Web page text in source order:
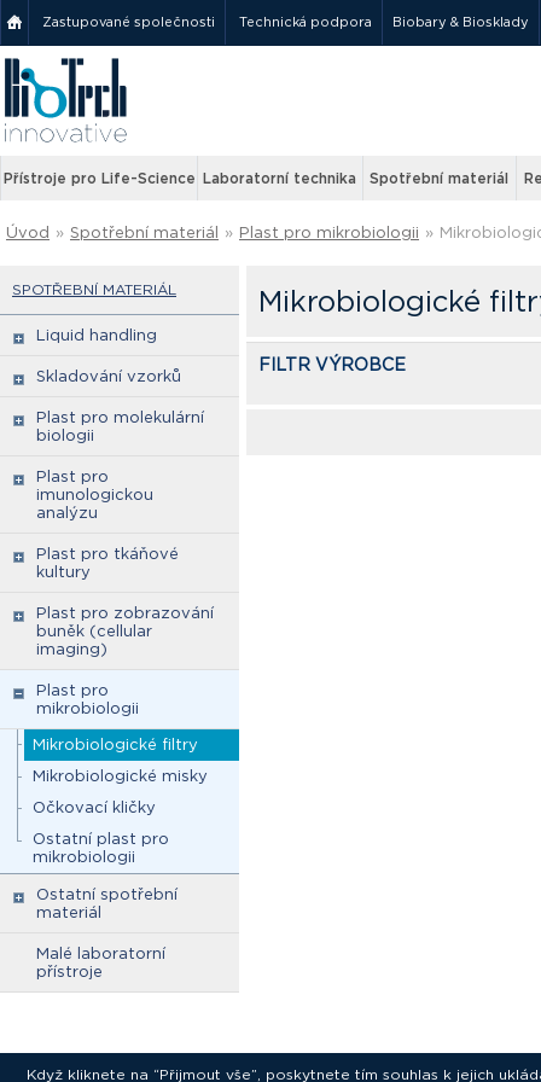
Zastupované společnosti Technická podpora Biobary & Biosklady
Přístroje pro Life-Science Laboratorní technika Spotřební materiál
Úvod » Spotřební materiál » Plast pro mikrobiologii »
SPOTŘEBNÍ MATERIÁL
Liquid handling
Skladování vzorků
Plast pro molekulární
biologii
Plast pro
imunologickou
analýzu
Plast pro tkáňové
kultury
Plast pro zobrazování
buněk (cellular
imaging)
Plast pro
mikrobiologii
Mikrobiologické filtry
Mikrobiologické misky
Očkovací kličky
Ostatní plast pro
mikrobiologii
Ostatní spotřební
materiál
Malé laboratorní
přístroje
Mikrobiologické
FILTR VÝROBCE
Když kliknete na “Přijmout vše”, poskytnete tím souhlas k jejich